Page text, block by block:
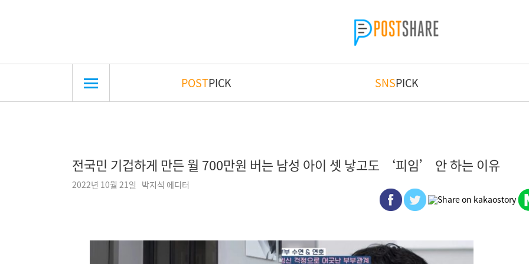
POSTPICK SNSPICK
전국민 기겁하게 만든 월 700만원 버는 남성 아이 셋 낳고도 ‘피임’ 안 하는 이유
2022년 10월 21일 박지석 에디터